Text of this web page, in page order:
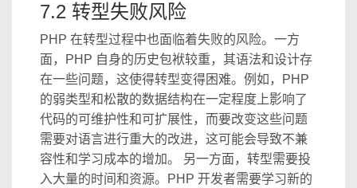
7.2 转型失败风险
PHP 在转型过程中也面临着失败的风险。一方
面，PHP 自身的历史包袱较重，其语法和设计存
在一些问题，这使得转型变得困难。例如，PHP
的弱类型和松散的数据结构在一定程度上影响了
代码的可维护性和可扩展性，而要改变这些问题
需要对语言进行重大的改进，这可能会导致不兼
容性和学习成本的增加。 另一方面，转型需要投
入大量的时间和资源。PHP 开发者需要学习新的